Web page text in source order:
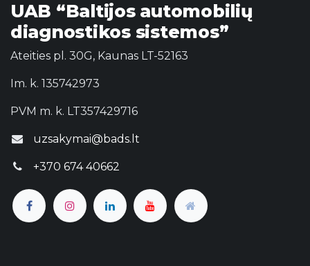
UAB “Baltijos automobilių
diagnostikos sistemos”
Ateities pl. 30G, Kaunas LT-52163
Im. k. 135742973
PVM m. k. LT357429716
uzsakymai@bads.lt
+370 674 40662